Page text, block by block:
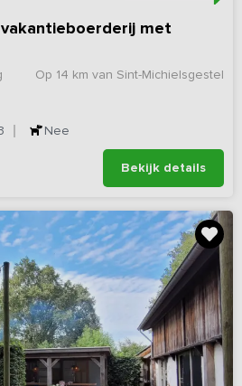
met
Op 14 km van Sint-Michielsgestel
Nee
Bekijk details